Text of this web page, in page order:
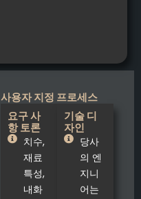
사용자 지정 프로세스
요구 사
항 토론
치수,
재료
특성,
내화
기술 디
자인
당사
의 엔
지니
어는